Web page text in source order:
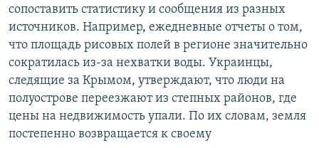
сопоставить статистику и сообщения из разных
источников. Например, ежедневные отчеты о том,
что площадь рисовых полей в регионе значительно
сократилась из-за нехватки воды. Украинцы,
следящие за Крымом, утверждают, что люди на
полуострове переезжают из степных районов, где
цены на недвижимость упали. По их словам, земля
постепенно возвращается к своему